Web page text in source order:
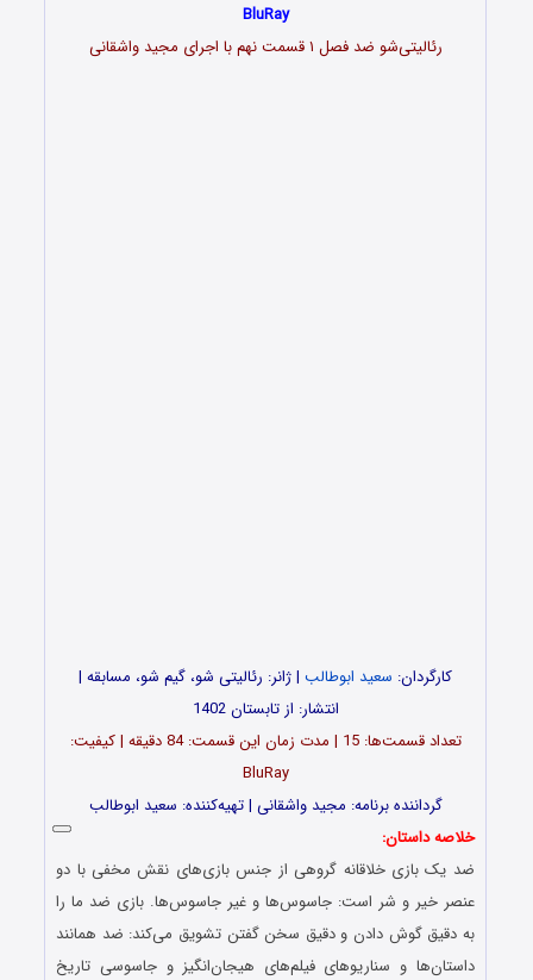
BluRay
رئالیتی‌شو ضد فصل ۱ قسمت نهم با اجرای مجید واشقانی
کارگردان: سعید ابوطالب | ژانر: رئالیتی شو، گیم شو، مسابقه |
انتشار: از تابستان 1402
تعداد قسمت‌ها: 15 | مدت زمان این قسمت: 84 دقیقه | کیفیت:
BluRay
گرداننده برنامه: مجید واشقانی | تهیه‌کننده: سعید ابوطالب
خلاصه داستان:
ضد یک بازی خلاقانه گروهی از جنس بازی‌های نقش مخفی با دو
عنصر خیر و شر است: جاسوس‌ها و غیر جاسوس‌ها. بازی ضد ما را
به دقیق گوش دادن و دقیق سخن گفتن تشویق می‌کند: ضد همانند
داستان‌ها و سناریوهای فیلم‌های هیجان‌انگیز و جاسوسی تاریخ